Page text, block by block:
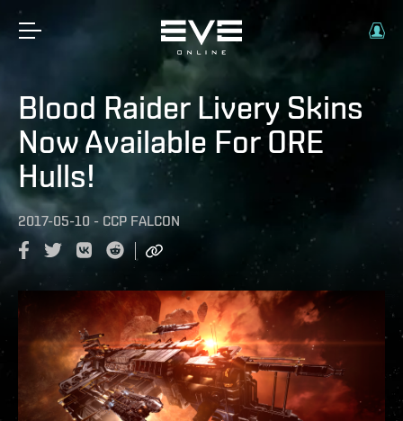
Blood Raider Livery Skins
Now Available For ORE
Hulls!
2017-05-10 - CCP FALCON